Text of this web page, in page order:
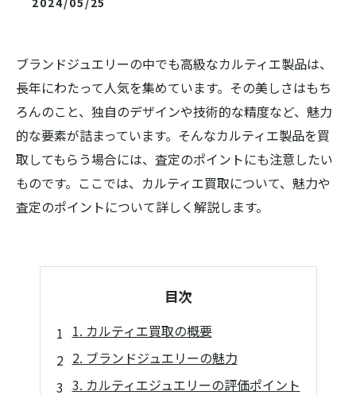
ブランドジュエリーの中でも高級なカルティエ製品は、
長年にわたって人気を集めています。その美しさはもち
ろんのこと、独自のデザインや技術的な精度など、魅力
的な要素が詰まっています。そんなカルティエ製品を買
取してもらう場合には、査定のポイントにも注意したい
ものです。ここでは、カルティエ買取について、魅力や
査定のポイントについて詳しく解説します。
目次
1. カルティエ買取の概要
2. ブランドジュエリーの魅力
3. カルティエジュエリーの評価ポイント